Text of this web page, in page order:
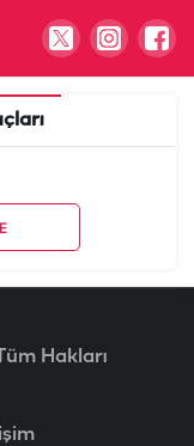
Hakları